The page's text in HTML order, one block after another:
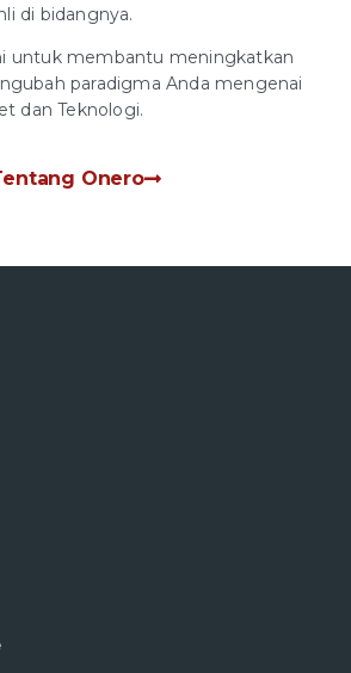
di bidangnya.
untuk membantu meningkatkan
paradigma Anda mengenai
dan Teknologi.
Onero